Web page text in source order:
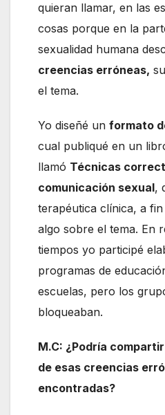
quieran llamar, en las
cosas porque en la
sexualidad humana
creencias erróneas,
el tema.
Yo diseñé un formato
cual publiqué en un
llamó Técnicas
comunicación sexual,
terapéutica clínica, a
algo sobre el tema. En
tiempos yo participé
programas de
escuelas, pero los
bloqueaban.
M.C: ¿Podría
de esas creencias
encontradas?